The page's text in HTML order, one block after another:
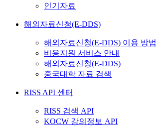
인기자료
해외자료신청(E-DDS)
해외자료신청(E-DDS) 이용 방법
비용지원 서비스 안내
해외자료신청(E-DDS)
중국대학 자료 검색
RISS API 센터
RISS 검색 API
KOCW 강의정보 API